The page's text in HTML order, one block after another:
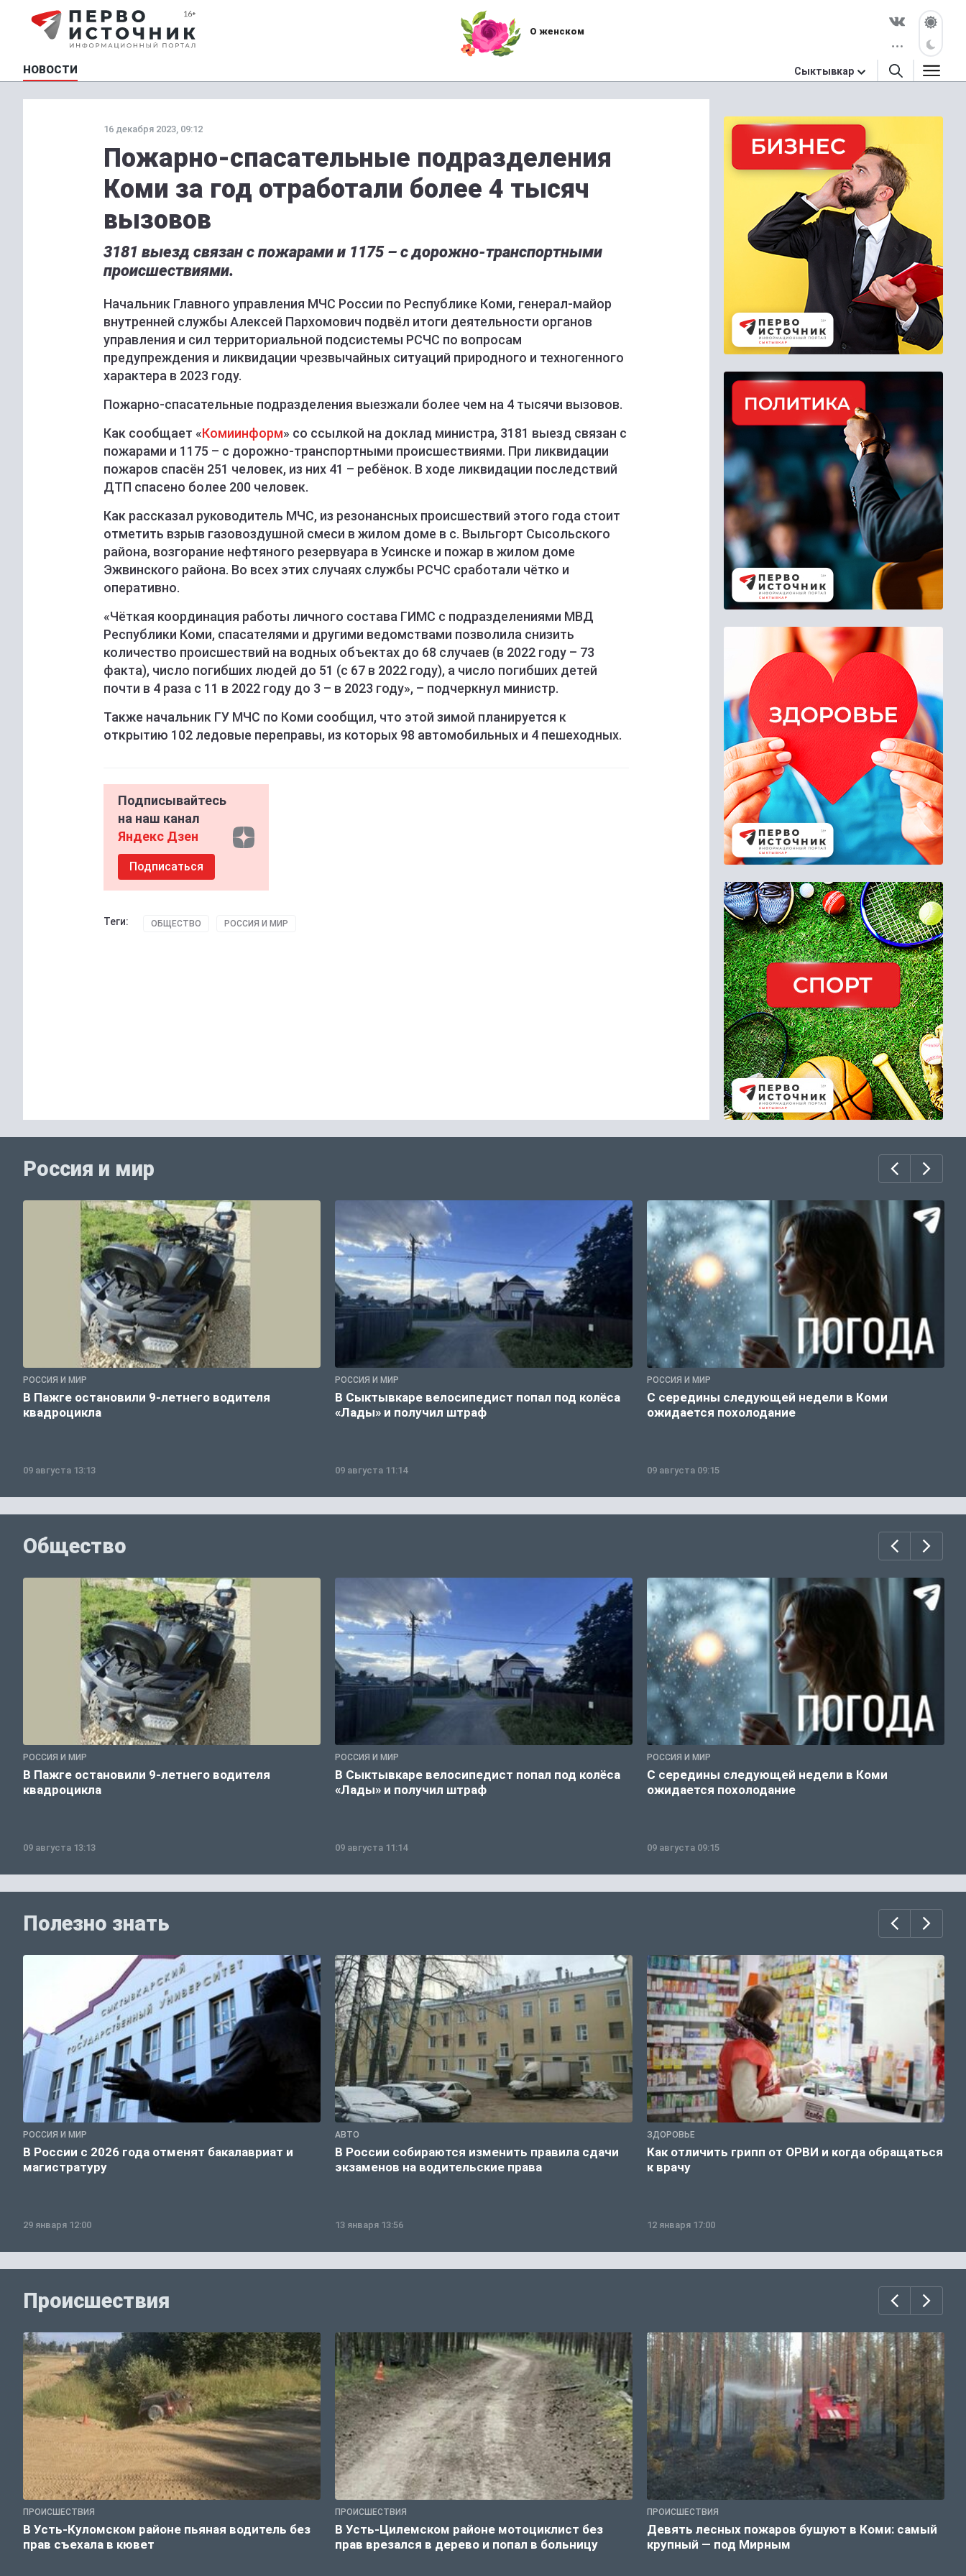
О женском
НОВОСТИ Сыктывкар
16 декабря 2023, 09:12
Пожарно-спасательные подразделения
Коми за год отработали более 4 тысяч
вызовов
3181 выезд связан с пожарами и 1175 – с дорожно-транспортными
происшествиями.
Начальник Главного управления МЧС России по Республике Коми, генерал-майор
внутренней службы Алексей Пархомович подвёл итоги деятельности органов
управления и сил территориальной подсистемы РСЧС по вопросам
предупреждения и ликвидации чрезвычайных ситуаций природного и техногенного
характера в 2023 году.
Пожарно-спасательные подразделения выезжали более чем на 4 тысячи вызовов.
Как сообщает «Комиинформ» со ссылкой на доклад министра, 3181 выезд связан с
пожарами и 1175 – с дорожно-транспортными происшествиями. При ликвидации
пожаров спасён 251 человек, из них 41 – ребёнок. В ходе ликвидации последствий
ДТП спасено более 200 человек.
Как рассказал руководитель МЧС, из резонансных происшествий этого года стоит
отметить взрыв газовоздушной смеси в жилом доме в с. Выльгорт Сысольского
района, возгорание нефтяного резервуара в Усинске и пожар в жилом доме
Эжвинского района. Во всех этих случаях службы РСЧС сработали чётко и
оперативно.
«Чёткая координация работы личного состава ГИМС с подразделениями МВД
Республики Коми, спасателями и другими ведомствами позволила снизить
количество происшествий на водных объектах до 68 случаев (в 2022 году – 73
факта), число погибших людей до 51 (с 67 в 2022 году), а число погибших детей
почти в 4 раза с 11 в 2022 году до 3 – в 2023 году», – подчеркнул министр.
Также начальник ГУ МЧС по Коми сообщил, что этой зимой планируется к
открытию 102 ледовые переправы, из которых 98 автомобильных и 4 пешеходных.
Подписывайтесь
на наш канал
Яндекс Дзен
Подписаться
Теги: ОБЩЕСТВО РОССИЯ И МИР
Россия и мир
РОССИЯ И МИР
В Пажге остановили 9-летнего водителя
квадроцикла
09 августа 13:13
РОССИЯ И МИР
В Сыктывкаре велосипедист попал под колёса
«Лады» и получил штраф
09 августа 11:14
РОССИЯ И МИР
С середины следующей недели в Коми
ожидается похолодание
09 августа 09:15
Общество
РОССИЯ И МИР
В Пажге остановили 9-летнего водителя
квадроцикла
09 августа 13:13
РОССИЯ И МИР
В Сыктывкаре велосипедист попал под колёса
«Лады» и получил штраф
09 августа 11:14
РОССИЯ И МИР
С середины следующей недели в Коми
ожидается похолодание
09 августа 09:15
Полезно знать
РОССИЯ И МИР
В России с 2026 года отменят бакалавриат и
магистратуру
29 января 12:00
АВТО
В России собираются изменить правила сдачи
экзаменов на водительские права
13 января 13:56
ЗДОРОВЬЕ
Как отличить грипп от ОРВИ и когда обращаться
к врачу
12 января 17:00
Происшествия
ПРОИСШЕСТВИЯ
В Усть-Куломском районе пьяная водитель без
прав съехала в кювет
ПРОИСШЕСТВИЯ
В Усть-Цилемском районе мотоциклист без
прав врезался в дерево и попал в больницу
ПРОИСШЕСТВИЯ
Девять лесных пожаров бушуют в Коми: самый
крупный — под Мирным